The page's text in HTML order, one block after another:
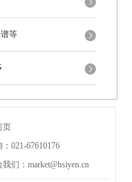
等
页
021-67610176
们：market@hsiyen.cn